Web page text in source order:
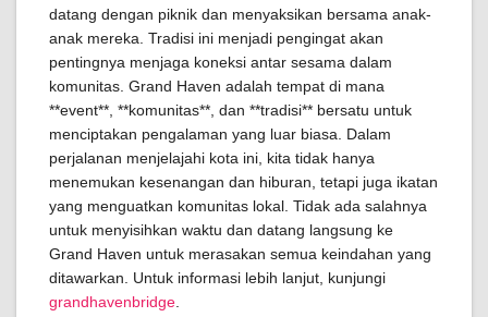
datang dengan piknik dan menyaksikan bersama anak-
anak mereka. Tradisi ini menjadi pengingat akan
pentingnya menjaga koneksi antar sesama dalam
komunitas. Grand Haven adalah tempat di mana
**event**, **komunitas**, dan **tradisi** bersatu untuk
menciptakan pengalaman yang luar biasa. Dalam
perjalanan menjelajahi kota ini, kita tidak hanya
menemukan kesenangan dan hiburan, tetapi juga ikatan
yang menguatkan komunitas lokal. Tidak ada salahnya
untuk menyisihkan waktu dan datang langsung ke
Grand Haven untuk merasakan semua keindahan yang
ditawarkan. Untuk informasi lebih lanjut, kunjungi
grandhavenbridge